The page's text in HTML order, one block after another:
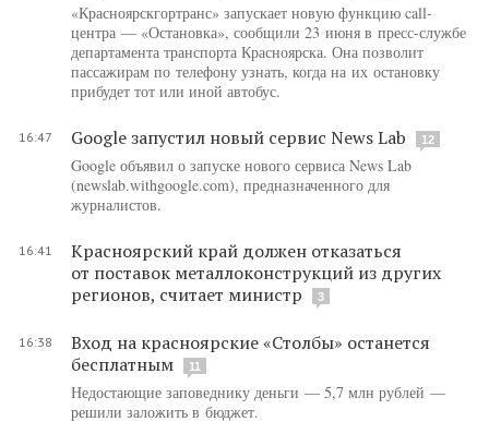
«Красноярскгортранс» запускает новую функцию call-
центра — «Остановка», сообщили 23 июня в пресс-службе
департамента транспорта Красноярска. Она позволит
пассажирам по телефону узнать, когда на их остановку
прибудет тот или иной автобус.
16:47 Google запустил новый сервис News Lab 12
Google объявил о запуске нового сервиса News Lab
(newslab.withgoogle.com), предназначенного для
журналистов.
16:41
Красноярский край должен отказаться
от поставок металлоконструкций из других
регионов, считает министр
3
16:38
Вход на красноярские «Столбы» останется
бесплатным
11
Недостающие заповеднику деньги — 5,7 млн рублей —
решили заложить в бюджет.